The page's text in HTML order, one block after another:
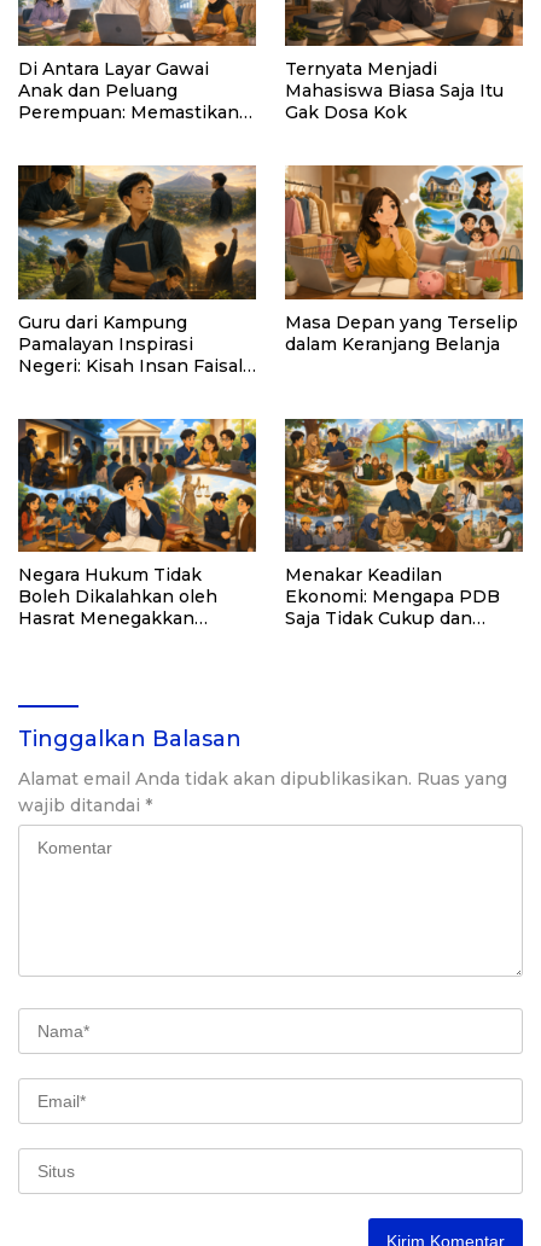
Di Antara Layar Gawai
Anak dan Peluang
Perempuan: Memastikan
Ternyata Menjadi
Mahasiswa Biasa Saja Itu
Gak Dosa Kok
Guru dari Kampung
Pamalayan Inspirasi
Negeri: Kisah Insan Faisal
Pelosok Negeri”
Masa Depan yang Terselip
dalam Keranjang Belanja
Negara Hukum Tidak
Boleh Dikalahkan oleh
Hasrat Menegakkan
Menakar Keadilan
Ekonomi: Mengapa PDB
Saja Tidak Cukup dan
Tinggalkan Balasan
Alamat email Anda tidak akan dipublikasikan. Ruas yang
wajib ditandai *